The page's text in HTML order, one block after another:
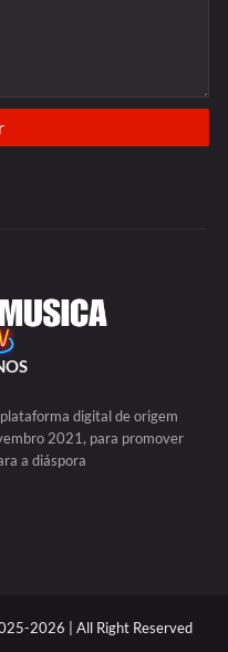
digital de origem
2021, para promover
a diáspora
2026 | All Right Reserved